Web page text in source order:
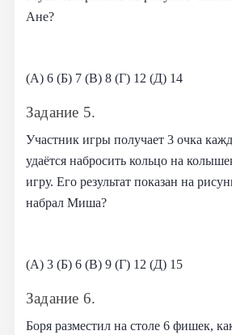
Ане?
(А) 6 (Б) 7 (В) 8 (Г) 12 (Д) 14
Задание 5.
Участник игры получает 3 очка
удаётся набросить кольцо на
игру. Его результат показан на
набрал Миша?
(А) 3 (Б) 6 (В) 9 (Г) 12 (Д) 15
Задание 6.
Боря разместил на столе 6 фишек,